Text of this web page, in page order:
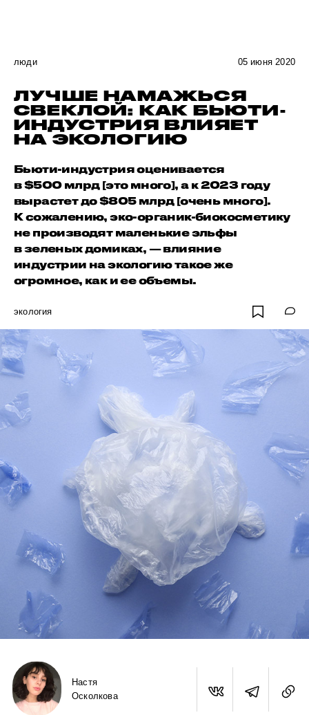
люди 05 июня 2020
ЛУЧШЕ НАМАЖЬСЯ
СВЕКЛОЙ: КАК БЬЮТИ-
ИНДУСТРИЯ ВЛИЯЕТ
НА ЭКОЛОГИЮ
Бьюти-индустрия оценивается
в $500 млрд [это много], а к 2023 году
вырастет до $805 млрд [очень много].
К сожалению, эко-органик-биокосметику
не производят маленькие эльфы
в зеленых домиках, — влияние
индустрии на экологию такое же
огромное, как и ее объемы.
экология
Настя
Осколкова